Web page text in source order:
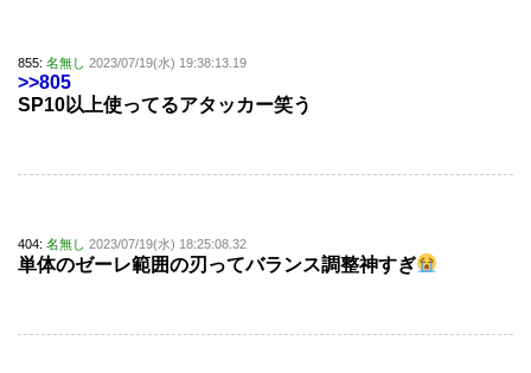
855: 名無し 2023/07/19(水) 19:38:13.19
>>805
SP10以上使ってるアタッカー笑う
404: 名無し 2023/07/19(水) 18:25:08.32
単体のゼーレ範囲の刃ってバランス調整神すぎ